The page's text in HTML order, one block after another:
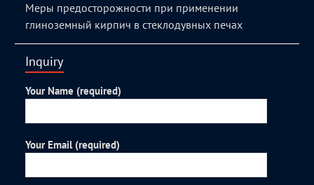
Меры предосторожности при применении
глиноземный кирпич в стеклодувных печах
Inquiry
Your Name (required)
Your Email (required)